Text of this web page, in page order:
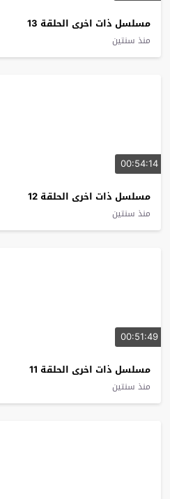
مسلسل ذات اخرى الحلقة 13
منذ سنتين
00:54:14
مسلسل ذات اخرى الحلقة 12
منذ سنتين
00:51:49
مسلسل ذات اخرى الحلقة 11
منذ سنتين